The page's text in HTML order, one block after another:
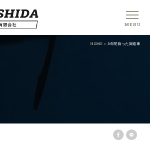
MENU
HOME >3年間待った回送車